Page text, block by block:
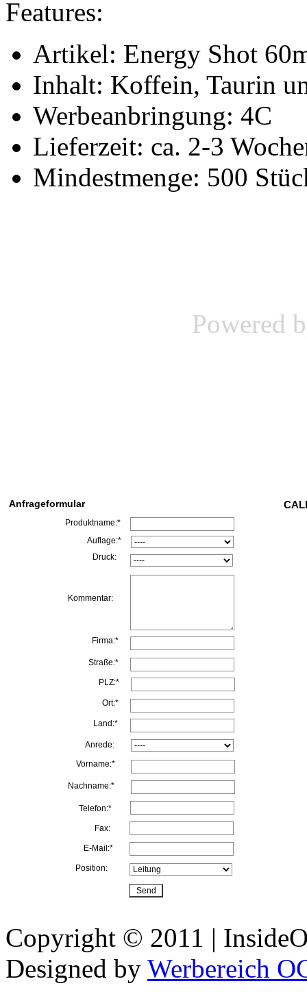
Features:
Artikel: Energy Shot
Inhalt: Koffein, Taurin
Werbeanbringung: 4C
Lieferzeit: ca. 2-3
Mindestmenge: 500
Powered
Auflage:*
Druck:
Kommentar:
Firma:*
Straße:*
PLZ:*
Ort:*
Land:*
Vorname:*
Anrede:
Telefon:*
E-Mail:*
Fax:
Position:
Nachname:*
Produktname:*
Anfrageformular
Copyright © 2011 |
Designed by Werbereich